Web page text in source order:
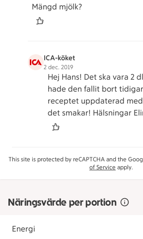
Mängd mjölk?
ICA-köket
2 dec. 2019
Hej Hans! Det ska vara 2
hade den fallit bort
receptet uppdaterad
det smakar! Hälsningar
This site is protected by reCAPTCHA and the
of Service apply.
Näringsvärde per portion
Energi